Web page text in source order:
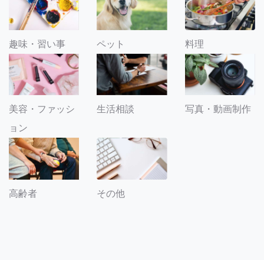
趣味・習い事 ペット 料理
美容・ファッシ
ョン
生活相談 写真・動画制作
高齢者 その他